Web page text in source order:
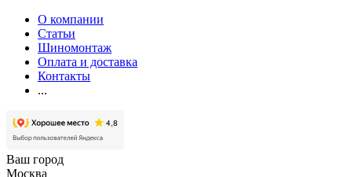
О компании
Статьи
Шиномонтаж
Оплата и доставка
Контакты
...
Ваш город
Москва